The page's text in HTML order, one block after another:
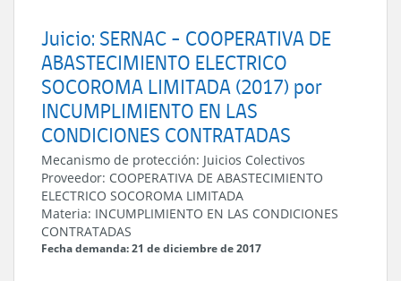
Juicio: SERNAC - COOPERATIVA DE
ABASTECIMIENTO ELECTRICO
SOCOROMA LIMITADA (2017) por
INCUMPLIMIENTO EN LAS
CONDICIONES CONTRATADAS
Mecanismo de protección: Juicios Colectivos
Proveedor: COOPERATIVA DE ABASTECIMIENTO
ELECTRICO SOCOROMA LIMITADA
Materia: INCUMPLIMIENTO EN LAS CONDICIONES
CONTRATADAS
Fecha demanda: 21 de diciembre de 2017